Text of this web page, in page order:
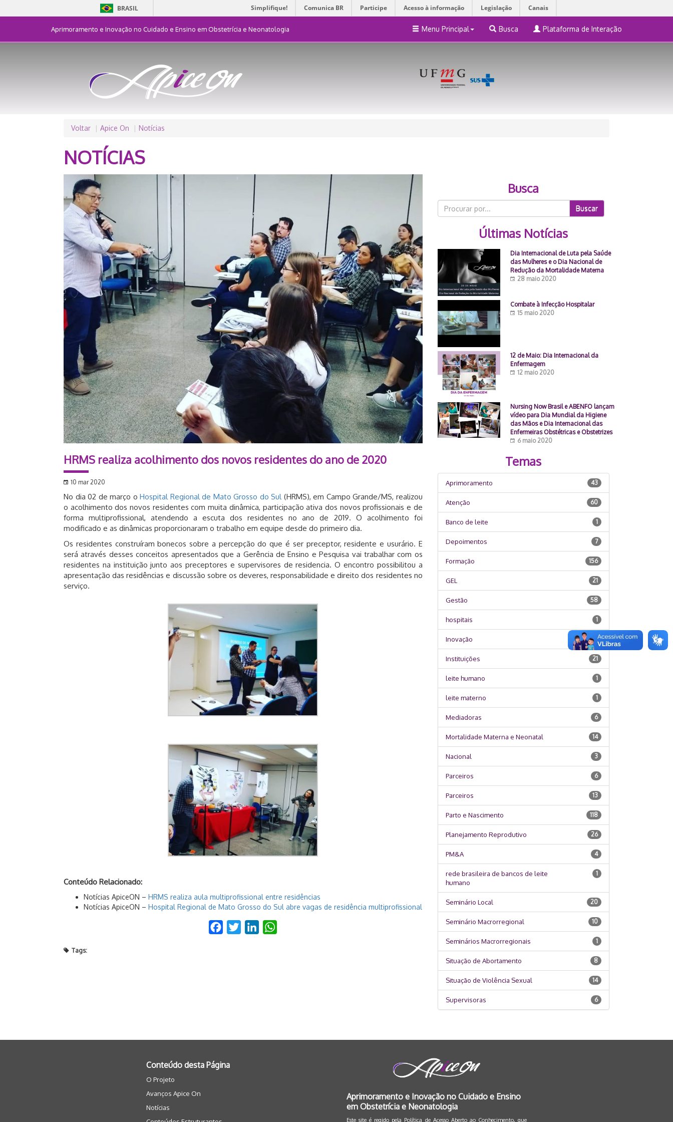
BRASIL Simplifique! Comunica BR Participe Acesso à informação Legislação Canais
Aprimoramento e Inovação no Cuidado e Ensino em Obstetrícia e Neonatologia Menu Principal Busca Plataforma de Interação
Voltar Apice On Notícias
NOTÍCIAS
HRMS realiza acolhimento dos novos residentes do ano de 2020
10 mar 2020
No dia 02 de março oHospital Regional de Mato Grosso do Sul(HRMS), em Campo Grande/MS, realizou
o acolhimento dos novos residentes com muita dinâmica, participação ativa dos novos profissionais e de
forma multiprofissional, atendendo a escuta dos residentes no ano de 2019. O acolhimento foi
modificado e as dinâmicas proporcionaram o trabalho em equipe desde do primeiro dia.
Os residentes construíram bonecos sobre a percepção do que é ser preceptor, residente e usurário. E
será através desses conceitos apresentados que a Gerência de Ensino e Pesquisa vai trabalhar com os
residentes na instituição junto aos preceptores e supervisores de residencia. O encontro possibilitou a
apresentação das residências e discussão sobre os deveres, responsabilidade e direito dos residentes no
serviço.
Conteúdo Relacionado:
Notícias ApiceON – HRMS realiza aula multiprofissional entre residências
Notícias ApiceON – Hospital Regional de Mato Grosso do Sul abre vagas de residência multiprofissional
FacebookTwitterLinkedIn
Tags:
Busca
Buscar
Últimas Notícias
Dia Internacional de Luta pela Saúde
das Mulheres e o Dia Nacional de
Redução da Mortalidade Materna
28 maio 2020
Combate à Infecção Hospitalar
15 maio 2020
12 de Maio: Dia Internacional da
Enfermagem
12 maio 2020
Nursing Now Brasil e ABENFO lançam
vídeo para Dia Mundial da Higiene
das Mãos e Dia Internacional das
Enfermeiras Obstétricas e Obstetrizes
6 maio 2020
Temas
Aprimoramento 43
Atenção 60
Banco de leite 1
Depoimentos 7
Formação 156
GEL 21
Gestão 58
hospitais 1
Inovação 3
Instituições 21
leite humano 1
leite materno 1
Mediadoras 6
Mortalidade Materna e Neonatal 14
Nacional 3
Parceiros 6
Parceiros 13
Parto e Nascimento 118
Planejamento Reprodutivo 26
PM&A 4
rede brasileira de bancos de leite
humano
1
Seminário Local 20
Seminário Macrorregional 10
Seminários Macrorregionais 1
Situação de Abortamento 8
Situação de Violência Sexual 14
Supervisoras 6
Conteúdo desta Página
O Projeto
Avanços Apice On
Notícias
Aprimoramento e Inovação no Cuidado e Ensino
em Obstetrícia e Neonatologia
Este site é regido pela Política de Acesso Aberto ao Conhecimento, que